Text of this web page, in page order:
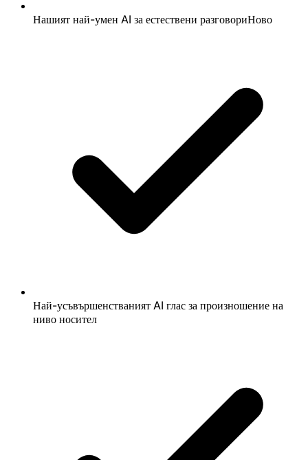
Нашият най-умен AI за естествени разговориНово
Най-усъвършенстваният AI глас за произношение на
ниво носител